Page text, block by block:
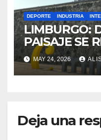
DEPORTE INDUSTRIA
LIMBURGO:
PAISAJE SE
RITMO DE
MAY 24, 2026
Deja una